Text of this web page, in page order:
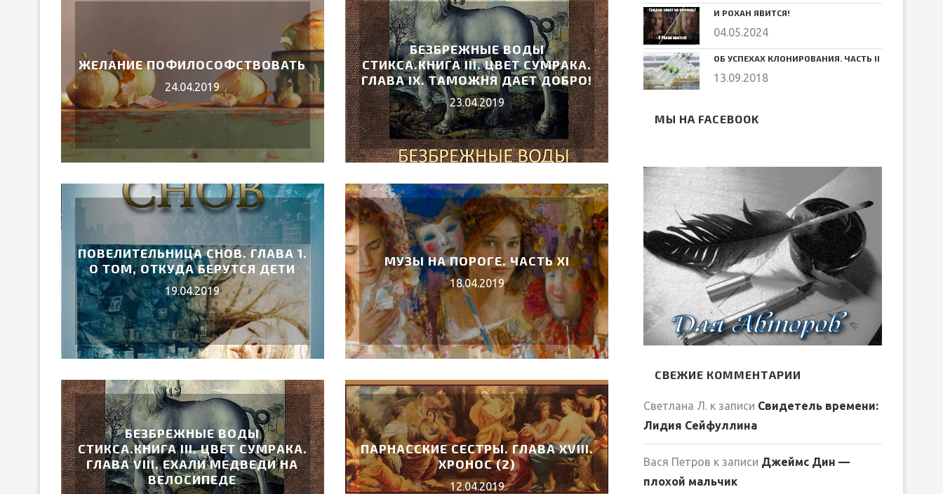
ЖЕЛАНИЕ ПОФИЛОСОФСТВОВАТЬ
24.04.2019
БЕЗБРЕЖНЫЕ ВОДЫ
СТИКСА.КНИГА III. ЦВЕТ СУМРАКА.
ГЛАВА IX. ТАМОЖНЯ ДАЕТ ДОБРО!
23.04.2019
ПОВЕЛИТЕЛЬНИЦА СНОВ. ГЛАВА 1.
О ТОМ, ОТКУДА БЕРУТСЯ ДЕТИ
19.04.2019
МУЗЫ НА ПОРОГЕ. ЧАСТЬ XI
18.04.2019
БЕЗБРЕЖНЫЕ ВОДЫ
СТИКСА.КНИГА III. ЦВЕТ СУМРАКА.
ГЛАВА VIII. ЕХАЛИ МЕДВЕДИ НА
ВЕЛОСИПЕДЕ
ПАРНАССКИЕ СЕСТРЫ. ГЛАВА XVIII.
ХРОНОС (2)
12.04.2019
И РОХАН ЯВИТСЯ!
04.05.2024
ОБ УСПЕХАХ КЛОНИРОВАНИЯ. ЧАСТЬ II
13.09.2018
МЫ НА FACEBOOK
СВЕЖИЕ КОММЕНТАРИИ
Светлана Л. к записи Свидетель времени:
Лидия Сейфуллина
Вася Петров к записи Джеймс Дин —
плохой мальчик